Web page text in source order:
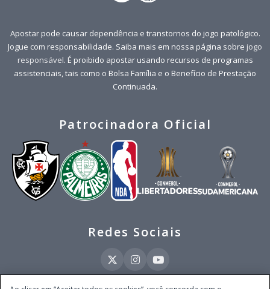
Apostar pode causar dependência e transtornos do jogo patológico.
Jogue com responsabilidade. Saiba mais em nossa página sobre jogo
responsável. É proibido apostar usando recursos de programas
assistenciais, tais como o Bolsa Família e o Benefício de Prestação
Continuada.
Patrocinadora Oficial
Redes Sociais